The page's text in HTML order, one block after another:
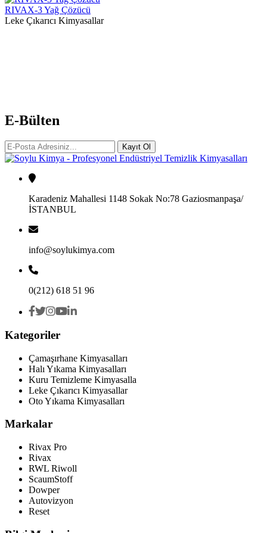
RIVAX-3 Yağ Çözücü
Leke Çıkarıcı Kimyasallar
E-Bülten
Kayıt Ol
Karadeniz Mahallesi 1148 Sokak No:78 Gaziosmanpaşa/
İSTANBUL
info@soylukimya.com
0(212) 618 51 96
Kategoriler
Çamaşırhane Kimyasalları
Halı Yıkama Kimyasalları
Kuru Temizleme Kimyasalla
Leke Çıkarıcı Kimyasallar
Oto Yıkama Kimyasalları
Markalar
Rivax Pro
Rivax
RWL Riwoll
ScaumStoff
Dowper
Autovizyon
Reset